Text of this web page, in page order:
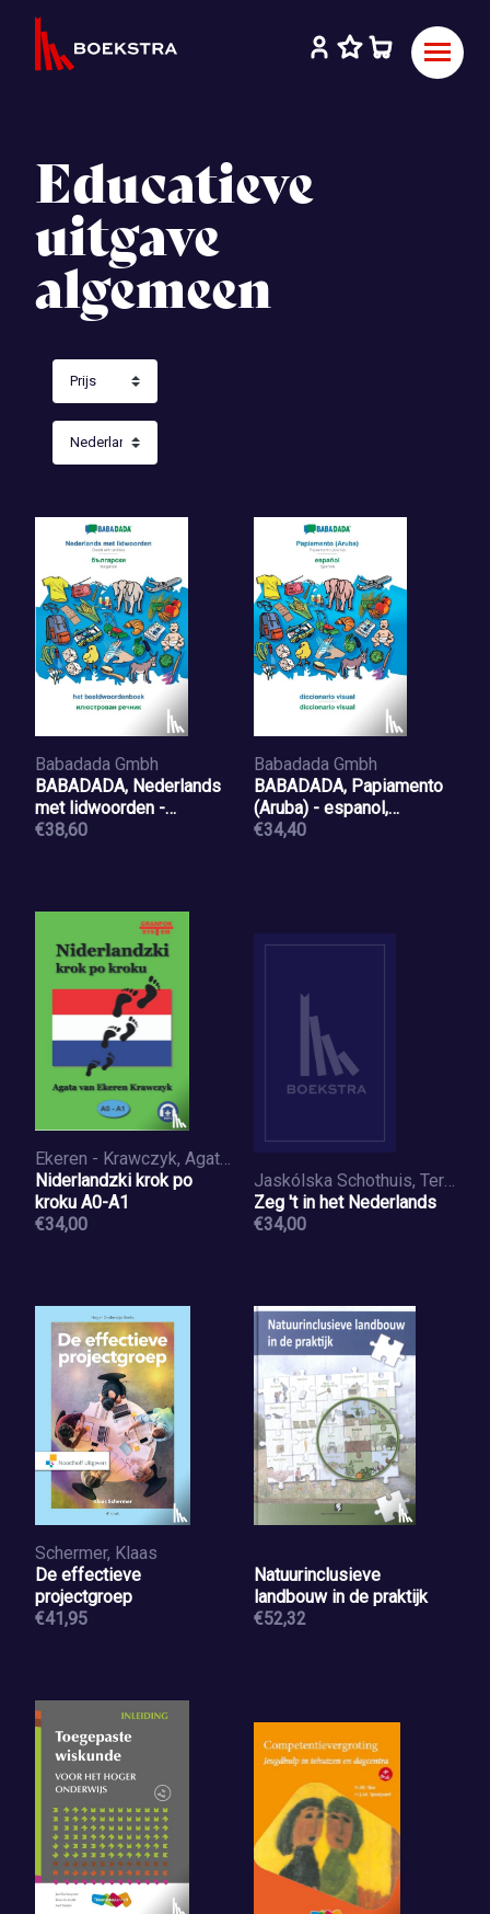
Educatieve
uitgave
algemeen
Babadada Gmbh
BABADADA, Nederlands
met lidwoorden -
Bulgarian (in cyrillic
script)
€38,60
Babadada Gmbh
BABADADA, Papiamento
(Aruba) - espanol,
diccionario visual -
€34,40
Ekeren - Krawczyk, Agata van
Niderlandzki krok po
kroku A0-A1
€34,00
Jaskólska Schothuis, Teresa
Zeg 't in het Nederlands
€34,00
Schermer, Klaas
De effectieve
projectgroep
€41,95
Natuurinclusieve
landbouw in de praktijk
€52,32